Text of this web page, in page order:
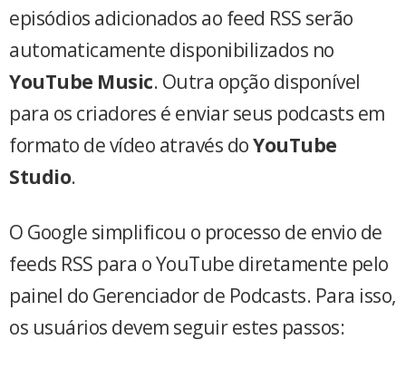
episódios adicionados ao feed RSS serão
automaticamente disponibilizados no
YouTube Music. Outra opção disponível
para os criadores é enviar seus podcasts em
formato de vídeo através doYouTube
Studio.
O Google simplificou o processo de envio de
feeds RSS para o YouTube diretamente pelo
painel do Gerenciador de Podcasts. Para isso,
os usuários devem seguir estes passos: